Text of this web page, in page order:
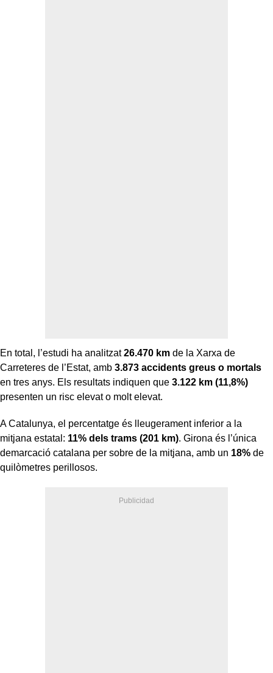
En total, l’estudi ha analitzat26.470 km de la Xarxa de
Carreteres de l’Estat, amb 3.873 accidents greus o mortals
en tres anys. Els resultats indiquen que 3.122 km (11,8%)
presenten un risc elevat o molt elevat.
A Catalunya, el percentatge és lleugerament inferior a la
mitjana estatal: 11% dels trams (201 km). Girona és l’única
demarcació catalana per sobre de la mitjana, amb un 18% de
quilòmetres perillosos.